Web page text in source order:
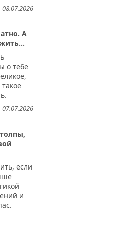
08.07.2026
А
о тебе
07.07.2026
если
и